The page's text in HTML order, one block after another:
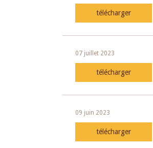
télécharger
07 juillet 2023
télécharger
09 juin 2023
télécharger